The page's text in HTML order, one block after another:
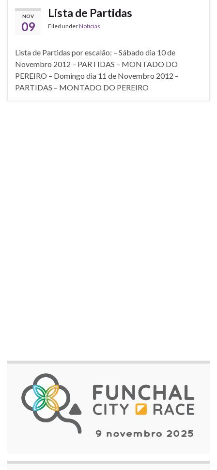
NOV
09
Lista de Partidas
Filed underNoticias
Lista de Partidas por escalão: – Sábado dia 10 de
Novembro 2012 – PARTIDAS – MONTADO DO
PEREIRO – Domingo dia 11 de Novembro 2012 –
PARTIDAS – MONTADO DO PEREIRO